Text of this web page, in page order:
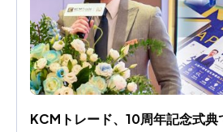
KCMトレード、10周年記念式典